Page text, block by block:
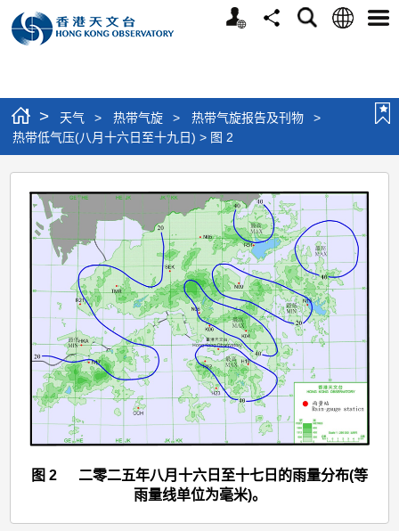
个
分
搜
语
选
> 天气 > 热带气旋 > 热带气旋报告及刊物
>
热带低气压(八月十六日至十九日) > 图 2
热
带
低
气
压
(八
月
十
六
日
至
十
九
图 2 二零二五年八月十六日至十七日的雨量分布(等
雨量线单位为毫米)。